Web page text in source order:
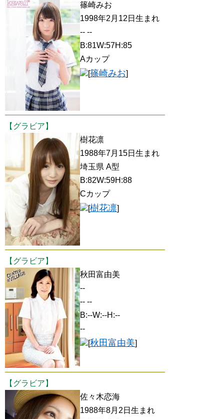
篠崎みお
1998年2月12日生まれ
-- --
B:81W:57H:85
Aカップ
[篠崎みお]
【グラビア】
樹花凛
1988年7月15日生まれ
埼玉県 A型
B:82W:59H:88
Cカップ
[樹花凛]
【グラビア】
秋田富由美
--
-- --
B:--W:--H:--
--
[秋田富由美]
【グラビア】
佐々木恋海
1988年8月2日生まれ